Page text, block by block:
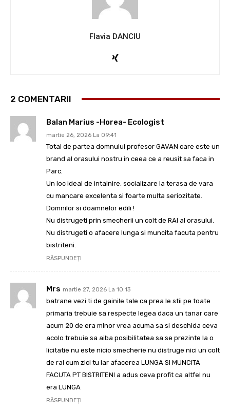
Flavia DANCIU
2 COMENTARII
Balan Marius -Horea- Ecologist
martie 26, 2026 La 09:41
Total de partea domnului profesor GAVAN care este un
brand al orasului nostru in ceea ce a reusit sa faca in
Parc.
Un loc ideal de intalnire, socializare la terasa de vara
cu mancare excelenta si foarte multa seriozitate.
Domnilor si doamnelor edili !
Nu distrugeti prin smecherii un colt de RAI al orasului.
Nu distrugeti o afacere lunga si muncita facuta pentru
bistriteni.
RĂSPUNDEȚI
Mrs martie 27, 2026 La 10:13
batrane vezi ti de gainile tale ca prea le stii pe toate
primaria trebuie sa respecte legea daca un tanar care
acum 20 de era minor vrea acuma sa si deschida ceva
acolo trebuie sa aiba posibilitatea sa se prezinte la o
licitatie nu este nicio smecherie nu distruge nici un colt
de rai cum zici tu iar afacerea LUNGA SI MUNCITA
FACUTA PT BISTRITENI a adus ceva profit ca altfel nu
era LUNGA
RĂSPUNDEȚI